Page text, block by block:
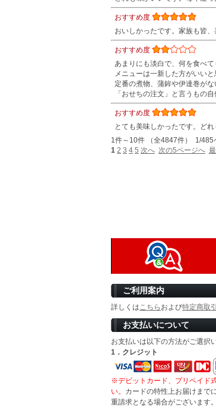
おすすめ度
おいしかったです。家族も皆
おすすめ度
あまりにも淡白で、何を食べ
メニューは一新した方がいいと
定番の煮物、蒲鉾や伊達巻がな
「おせちの注文」と言うもの
おすすめ度
とても美味しかったです。ど
1件～10件 （全4847件） 1/485
1 2 3 4 5 次へ 次の5ページへ
ご利用案内
詳しくはこちら および特定商取
お支払いについて
お支払いは以下の方法がご選択
1．クレジット
※デビットカード、プリペイド
い。 カードの特性上お届けまで
重請求となる場合がございます